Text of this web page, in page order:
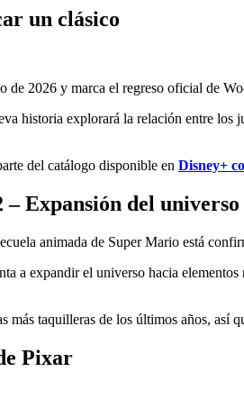
un clásico
de 2026 y marca el regreso oficial de
historia explorará la relación entre
del catálogo disponible en Disney+
Expansión del
animada de Super Mario está
a expandir el universo hacia elementos
más taquilleras de los últimos años, así
Pixar